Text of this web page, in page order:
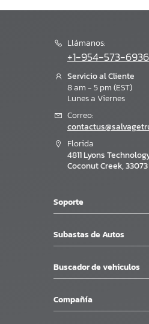
Llámanos:
+1-954-573-6936
Servicio al Cliente
8 am - 5 pm (EST)
Lunes a Viernes
Correo:
Florida
4811 Lyons
Coconut Creek, 33073
Soporte
Subastas de Autos
Buscador de vehiculos
Compañía